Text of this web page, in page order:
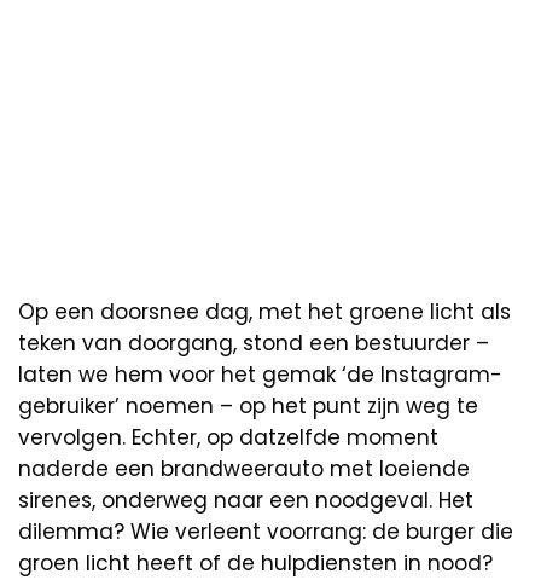
Op een doorsnee dag, met het groene licht als
teken van doorgang, stond een bestuurder –
laten we hem voor het gemak ‘de Instagram-
gebruiker’ noemen – op het punt zijn weg te
vervolgen. Echter, op datzelfde moment
naderde een brandweerauto met loeiende
sirenes, onderweg naar een noodgeval. Het
dilemma? Wie verleent voorrang: de burger die
groen licht heeft of de hulpdiensten in nood?